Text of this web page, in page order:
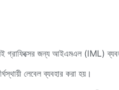
গ্রাফিক্সের জন্য আইএমএল (IML)
লেবেল ব্যবহার করা হয়।